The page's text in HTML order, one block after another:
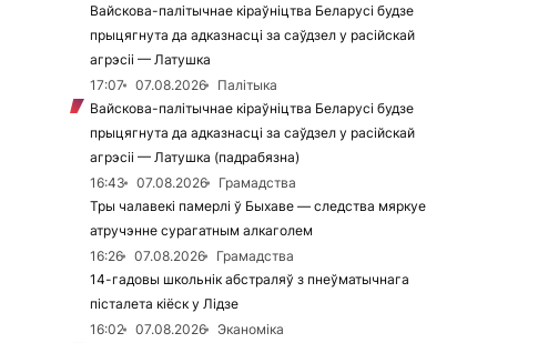
Вайскова-палітычнае кіраўніцтва Беларусі будзе
прыцягнута да адказнасці за саўдзел у расійскай
агрэсіі — Латушка
17:07
07.08.2026
Палітыка
Вайскова-палітычнае кіраўніцтва Беларусі будзе
прыцягнута да адказнасці за саўдзел у расійскай
агрэсіі — Латушка (падрабязна)
16:43
07.08.2026
Грамадства
Тры чалавекі памерлі ў Быхаве — следства мяркуе
атручэнне сурагатным алкаголем
16:26
07.08.2026
Грамадства
14-гадовы школьнік абстраляў з пнеўматычнага
пісталета кіёск у Лідзе
16:02
07.08.2026
Эканоміка